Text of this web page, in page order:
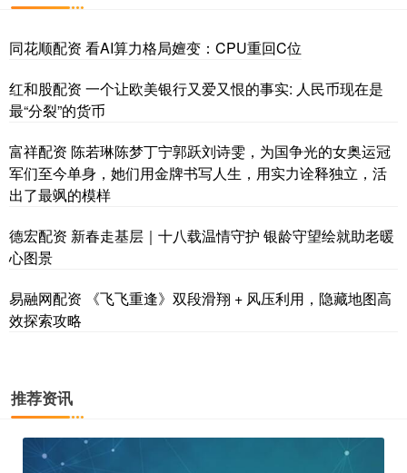
同花顺配资 看AI算力格局嬗变：CPU重回C位
红和股配资 一个让欧美银行又爱又恨的事实: 人民币现在是
最“分裂”的货币
富祥配资 陈若琳陈梦丁宁郭跃刘诗雯，为国争光的女奥运冠
军们至今单身，她们用金牌书写人生，用实力诠释独立，活
出了最飒的模样
德宏配资 新春走基层｜十八载温情守护 银龄守望绘就助老暖
心图景
易融网配资 《飞飞重逢》双段滑翔 + 风压利用，隐藏地图高
效探索攻略
推荐资讯